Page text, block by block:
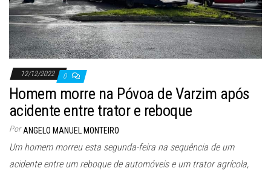
12/12/2022 0
Homem morre na Póvoa de Varzim após
acidente entre trator e reboque
Por ANGELO MANUEL MONTEIRO
Um homem morreu esta segunda-feira na sequência de um
acidente entre um reboque de automóveis e um trator agrícola,